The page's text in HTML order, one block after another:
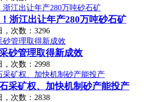
浙江出让年产280万吨砂石矿
，次数：3296
砂管理取得新成效
，次数：2998
采矿权、加快机制砂产能投产
，次数：2838